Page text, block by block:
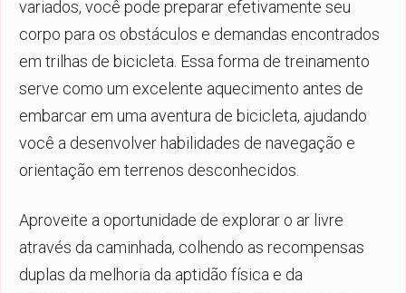
variados, você pode preparar efetivamente seu
corpo para os obstáculos e demandas encontrados
em trilhas de bicicleta. Essa forma de treinamento
serve como um excelente aquecimento antes de
embarcar em uma aventura de bicicleta, ajudando
você a desenvolver habilidades de navegação e
orientação em terrenos desconhecidos.
Aproveite a oportunidade de explorar o ar livre
através da caminhada, colhendo as recompensas
duplas da melhoria da aptidão física e da